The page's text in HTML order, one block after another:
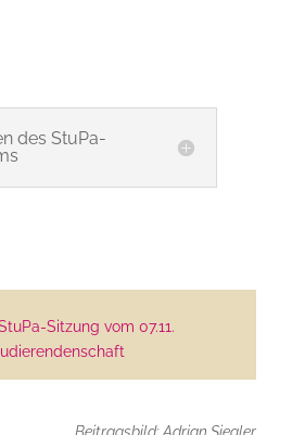
des StuPa-
Sitzung vom 07.11.
Beitragsbild: Adrian Siegler